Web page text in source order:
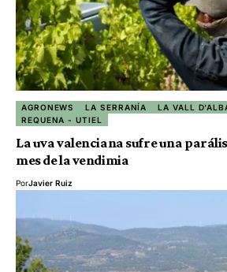
AGRONEWS LA SERRANÍA
LA VALL
REQUENA - UTIEL
La uva valenciana sufre una
mes de la vendimia
PorJavier Ruiz